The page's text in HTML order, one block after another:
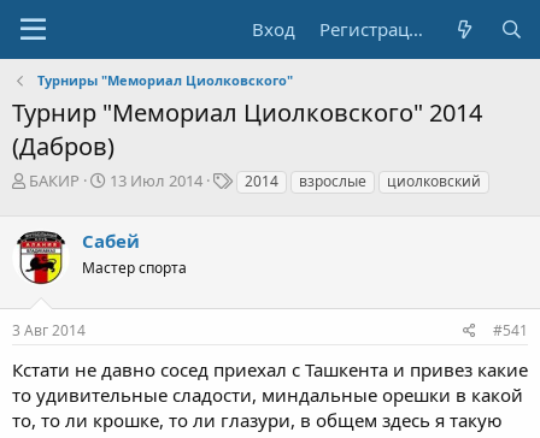
Вход Регистрация
Турниры "Мемориал Циолковского"
Турнир "Мемориал Циолковского" 2014
(Дабров)
А
о
р
т
е
м
БАКИР
Д
а
н
ч
а
13 Июл 2014
Т2014 взрослые циолковский
Сабей
Мастер спорта
3 Авг 2014 #541
Кстати не давно сосед приехал с Ташкента и привез какие
то удивительные сладости, миндальные орешки в какой
то, то ли крошке, то ли глазури, в общем здесь я такую